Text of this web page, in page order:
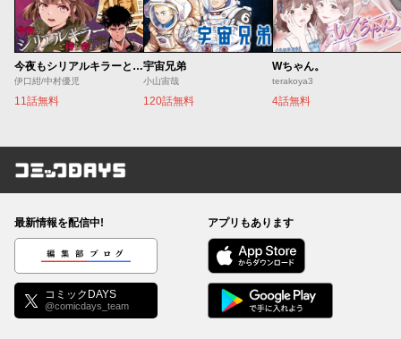
今夜もシリアルキラーと待ち合わせ
伊口紺/中村優児
11話無料
宇宙兄弟
小山宙哉
120話無料
Wちゃん。
terakoya3
4話無料
コミックDAYS
最新情報を配信中!
編集部ブログ
コミックDAYS
@comicdays_team
アプリもあります